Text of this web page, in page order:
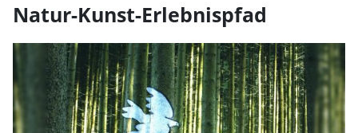
Natur-Kunst-Erlebnispfad